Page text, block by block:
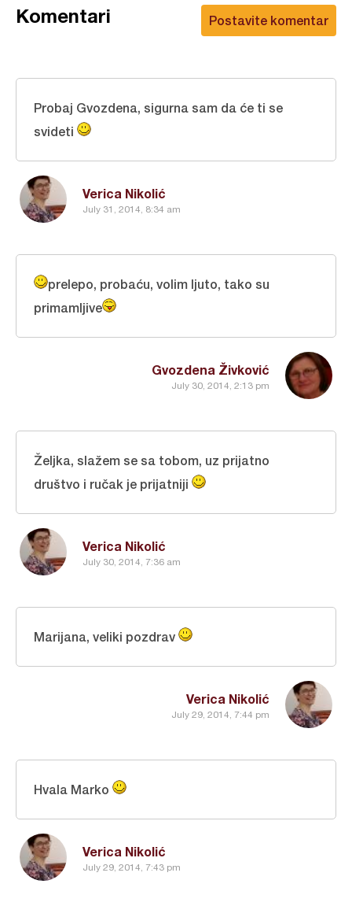
Postavite komentar
Komentari
Verica Nikolić
July 31, 2014, 8:34 am
Probaj Gvozdena, sigurna sam da će ti se
svideti
Gvozdena Živković
July 30, 2014, 2:13 pm
prelepo, probaću, volim ljuto, tako su
primamljive
Verica Nikolić
July 30, 2014, 7:36 am
Željka, slažem se sa tobom, uz prijatno
društvo i ručak je prijatniji
Verica Nikolić
July 29, 2014, 7:44 pm
Marijana, veliki pozdrav
Verica Nikolić
July 29, 2014, 7:43 pm
Hvala Marko